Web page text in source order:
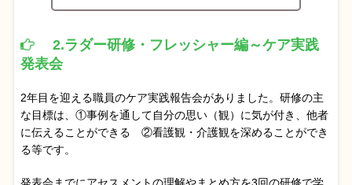
2.ラダー研修・フレッシャー編～ケア実践
発表会
2年目を迎える職員のケア実践報告会がありました。研修の主
な目標は、①事例を通して自分の思い（観）に気が付き、他者
に伝えることができる ②看護観・介護観を深めることができ
る等です。
発表会までにアセスメントの理解やまとめ方を3回の研修で学